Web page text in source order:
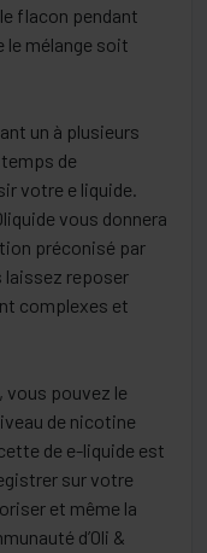
flacon pendant
le mélange soit
un à plusieurs
temps de
votre e liquide.
vous donnera
préconisé par
laissez reposer
complexes et
vous pouvez le
de nicotine
de e-liquide est
sur votre
et même la
d’Oli &